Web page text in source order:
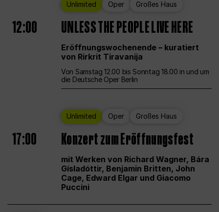
Unlimited Oper Großes Haus
12:00 UNLESS THE PEOPLE LIVE HERE
Eröffnungswochenende – kuratiert
von Rirkrit Tiravanija
Von Samstag 12.00 bis Sonntag 18.00 in und um
die Deutsche Oper Berlin
Unlimited Oper Großes Haus
17:00 Konzert zum Eröffnungsfest
mit Werken von Richard Wagner, Bára
Gísladóttir, Benjamin Britten, John
Cage, Edward Elgar und Giacomo
Puccini